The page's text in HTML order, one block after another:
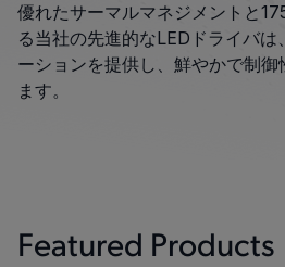
センサー
レギュレート
自動車
工業
設計と開発
パッケージング
Resource Center
私たちの会社
キャリア
お問い合わせ先
優れたサーマルマネジメントと
る当社の先進的なLEDドライバ
ーションを提供し、鮮やかで制
ます。
Featured Products